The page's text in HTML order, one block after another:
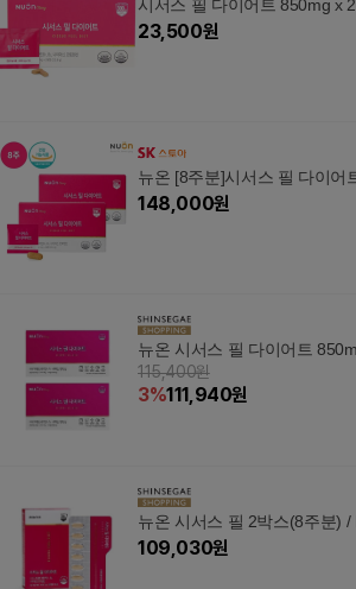
시서스 필 다이어트 850mg x
23,500원
뉴온 [8주분]시서스 필 다이어
148,000원
뉴온 시서스 필 다이어트
115,400원
3%111,940원
뉴
109,030원